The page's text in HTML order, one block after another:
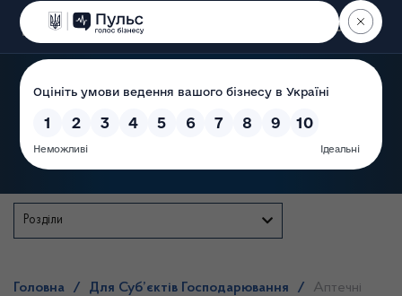
Пошук
Розділи
Головна / Для Суб’єктів Господарювання /
Аптечні